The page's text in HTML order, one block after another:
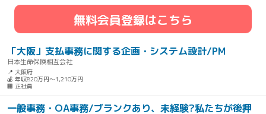
無料会員登録はこちら
「大阪」支払事務に関する企画・システム設計/PM
日本生命保険相互会社
📍 大阪府
💰 年収820万円～1,210万円
🏢 正社員
一般事務・OA事務/ブランクあり、未経験?私たちが後押